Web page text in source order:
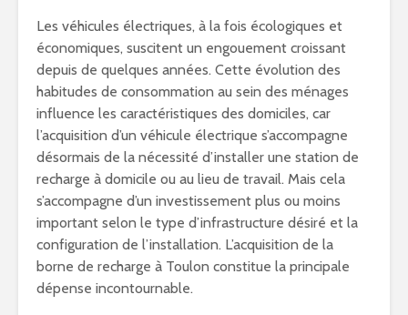
Les véhicules électriques, à la fois écologiques et
économiques, suscitent un engouement croissant
depuis de quelques années. Cette évolution des
habitudes de consommation au sein des ménages
influence les caractéristiques des domiciles, car
l’acquisition d’un véhicule électrique s’accompagne
désormais de la nécessité d’installer une station de
recharge à domicile ou au lieu de travail. Mais cela
s’accompagne d’un investissement plus ou moins
important selon le type d’infrastructure désiré et la
configuration de l’installation. L’acquisition de la
borne de recharge à Toulon constitue la principale
dépense incontournable.